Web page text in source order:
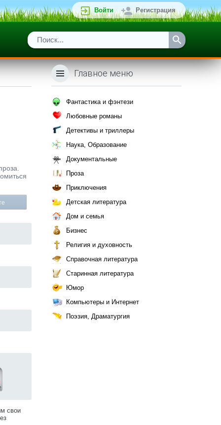
Войти Регистрация
свои
Главное меню
Фантастика и фэнтези
Любовные романы
Детективы и триллеры
Наука, Образование
Документальные
Проза
Приключения
Детская литература
Дом и семья
Бизнес
Религия и духовность
Справочная литература
Старинная литература
Юмор
Компьютеры и Интернет
Поэзия, Драматургия